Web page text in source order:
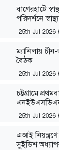
বাগেরহাটে
পরিদর্শনে
25th Jul 2026
ম্যানিলায় চীন-
বৈঠক
25th Jul 2026
‎চট্টগ্রামে
25th Jul 2026
এআই
সুইডিশ